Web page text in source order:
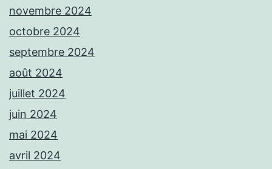
novembre 2024
octobre 2024
septembre 2024
août 2024
juillet 2024
juin 2024
mai 2024
avril 2024